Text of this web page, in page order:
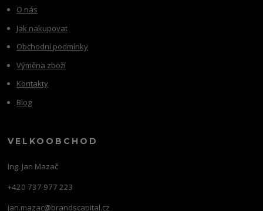
O nás
Jak nakupovat
Obchodní podmínky
Výměna zboží
Kontakty
Blog
VELKOOBCHOD
Ing. Jan Mazač
+420 737 977 223
jan.mazac@brandscapital.cz